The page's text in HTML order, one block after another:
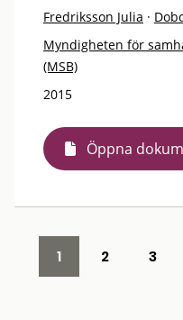
Fredriksson Julia ·
Myndigheten för
(MSB)
2015
Öppna
1 2 3